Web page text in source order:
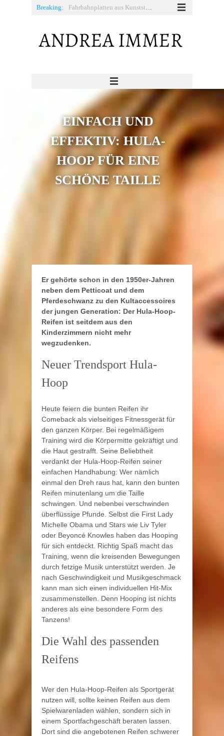
Breaking:
Fahrbahnplatten aus Kunststoff: Praktische Helfer auf Baustellen und Events
Osterdeko für draußen: Garten, Terrasse und Eingangsbereich festlich gestalten
EINFACH UND
EFFEKTIV: HULA-
HOOP FÜR EINE
SCHÖNE TAILLE
Er gehörte schon in den 1950er-Jahren
neben dem Petticoat und dem
Pferdeschwanz zu den Kultaccessoires
der jungen Generation: Der Hula-Hoop-
Reifen ist seitdem aus den
Kinderzimmern nicht mehr
wegzudenken.
Neuer Trendsport Hula-
Hoop
Heute feiern die bunten Reifen ihr
Comeback als vielseitiges Fitnessgerät für
den ganzen Körper. Bei regelmäßigem
Training wird die Körpermitte gekräftigt und
die Haut gestrafft. Seine Beliebtheit
verdankt der Hula-Hoop-Reifen seiner
einfachen Handhabung: Wer nämlich
einmal den Dreh raus hat, kann den bunten
Reifen minutenlang um die Taille
schwingen. Und nebenbei verschwinden
überflüssige Pfunde. Selbst die First Lady
Michelle Obama und Stars wie Liv Tyler
oder Beyoncé Knowles haben das Hooping
für sich entdeckt. Richtig Spaß macht das
Training, wenn die kreisenden Bewegungen
durch fetzige Musik unterstützt werden. Je
nach Geschwindigkeit und Musikgeschmack
kann man sich einen individuellen Hit-Mix
zusammenstellen. Denn Hooping ist nichts
anderes als eine besondere Form des
Tanzens!
Die Wahl des passenden
Reifens
Wer den Hula-Hoop-Reifen als Sportgerät
nutzen will, sollte keinen Reifen aus dem
Spielwarenladen wählen, sondern sich in
einem Sportfachgeschäft beraten lassen.
Dort sind die angebotenen Reifen schwerer